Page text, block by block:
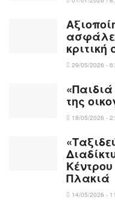
κριτική
29/05/2026 -
της
18/05/2026 -
Πλακιά
14/05/2026 -